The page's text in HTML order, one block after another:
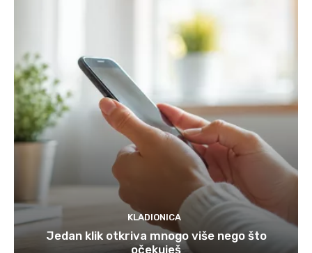
KLADIONICA
Jedan klik otkriva mnogo više nego što
očekuješ